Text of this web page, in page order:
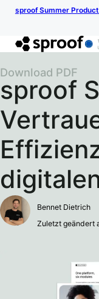
sproof Summer
sproof
Download PDF
Bennet Dietrich
Zuletzt geändert